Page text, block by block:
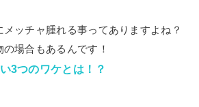
ッチャ腫れる事ってありますよね？
場合もあるんです！
3つのワケとは！？